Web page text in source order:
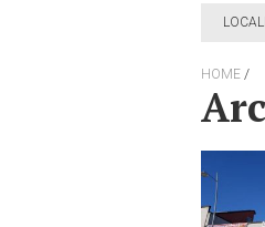
LOCALI
HOME /